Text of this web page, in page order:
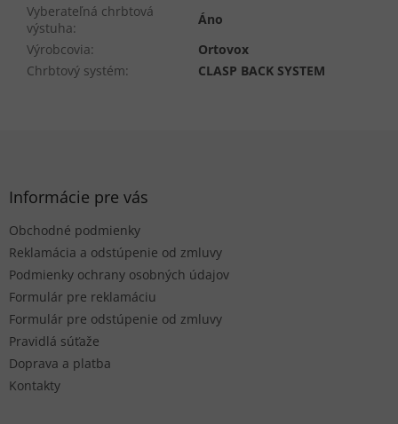
Vyberateľná chrbtová
výstuha:
Áno
Výrobcovia:
Ortovox
Chrbtový systém: CLASP BACK SYSTEM
Informácie pre vás
Obchodné podmienky
Reklamácia a odstúpenie od zmluvy
Podmienky ochrany osobných údajov
Formulár pre reklamáciu
Formulár pre odstúpenie od zmluvy
Pravidlá súťaže
Doprava a platba
Kontakty